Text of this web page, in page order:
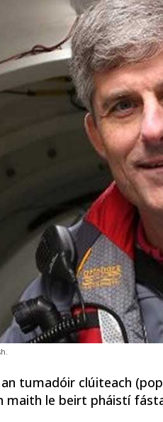
tumadóir clúiteach
maith le beirt pháistí